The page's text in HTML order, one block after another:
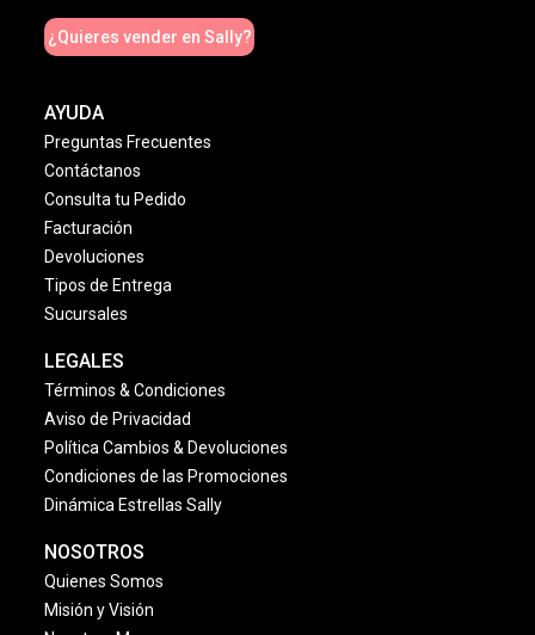
¿Quieres vender en Sally?
AYUDA
Preguntas Frecuentes
Contáctanos
Consulta tu Pedido
Facturación
Devoluciones
Tipos de Entrega
Sucursales
LEGALES
Términos & Condiciones
Aviso de Privacidad
Política Cambios & Devoluciones
Condiciones de las Promociones
Dinámica Estrellas Sally
NOSOTROS
Quienes Somos
Misión y Visión